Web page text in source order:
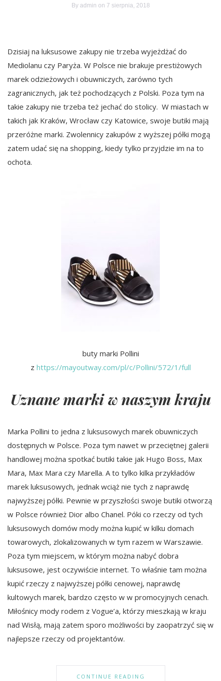
By admin on 7 sierpnia, 2018
Dzisiaj na luksusowe zakupy nie trzeba wyjeżdżać do
Mediolanu czy Paryża. W Polsce nie brakuje prestiżowych
marek odzieżowych i obuwniczych, zarówno tych
zagranicznych, jak też pochodzących z Polski. Poza tym na
takie zakupy nie trzeba też jechać do stolicy. W miastach w
takich jak Kraków, Wrocław czy Katowice, swoje butiki mają
przeróżne marki. Zwolennicy zakupów z wyższej półki mogą
zatem udać się na shopping, kiedy tylko przyjdzie im na to
ochota.
buty marki Pollini
z https://mayoutway.com/pl/c/Pollini/572/1/full
Uznane marki w naszym kraju
Marka Pollini to jedna z luksusowych marek obuwniczych
dostępnych w Polsce. Poza tym nawet w przeciętnej galerii
handlowej można spotkać butiki takie jak Hugo Boss, Max
Mara, Max Mara czy Marella. A to tylko kilka przykładów
marek luksusowych, jednak wciąż nie tych z naprawdę
najwyższej półki. Pewnie w przyszłości swoje butiki otworzą
w Polsce również Dior albo Chanel. Póki co rzeczy od tych
luksusowych domów mody można kupić w kilku domach
towarowych, zlokalizowanych w tym razem w Warszawie.
Poza tym miejscem, w którym można nabyć dobra
luksusowe, jest oczywiście internet. To właśnie tam można
kupić rzeczy z najwyższej półki cenowej, naprawdę
kultowych marek, bardzo często w w promocyjnych cenach.
Miłośnicy mody rodem z Vogue’a, którzy mieszkają w kraju
nad Wisłą, mają zatem sporo możliwości by zaopatrzyć się w
najlepsze rzeczy od projektantów.
CONTINUE READING